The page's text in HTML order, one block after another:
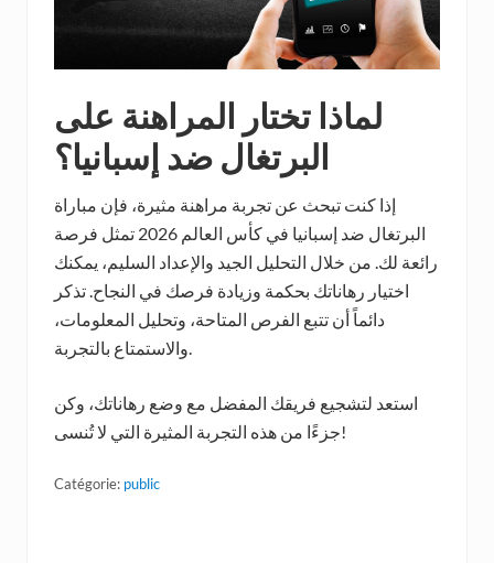
لماذا تختار المراهنة على
البرتغال ضد إسبانيا؟
إذا كنت تبحث عن تجربة مراهنة مثيرة، فإن مباراة
البرتغال ضد إسبانيا في كأس العالم 2026 تمثل فرصة
رائعة لك. من خلال التحليل الجيد والإعداد السليم، يمكنك
اختيار رهاناتك بحكمة وزيادة فرصك في النجاح. تذكر
دائماً أن تتبع الفرص المتاحة، وتحليل المعلومات،
استعد لتشجيع فريقك المفضل مع وضع رهاناتك، وكن
جزءًا من هذه التجربة المثيرة التي لا تُنسى!
Catégorie: public